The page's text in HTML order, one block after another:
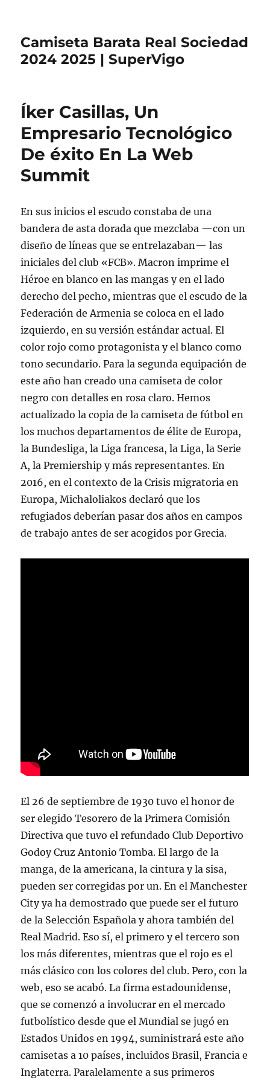
Camiseta Barata Real Sociedad
2024 2025 | SuperVigo
Íker Casillas, Un
Empresario Tecnológico
De éxito En La Web
Summit
En sus inicios el escudo constaba de una
bandera de asta dorada que mezclaba —con un
diseño de líneas que se entrelazaban— las
iniciales del club «FCB». Macron imprime el
Héroe en blanco en las mangas y en el lado
derecho del pecho, mientras que el escudo de la
Federación de Armenia se coloca en el lado
izquierdo, en su versión estándar actual. El
color rojo como protagonista y el blanco como
tono secundario. Para la segunda equipación de
este año han creado una camiseta de color
negro con detalles en rosa claro. Hemos
actualizado la copia de la camiseta de fútbol en
los muchos departamentos de élite de Europa,
la Bundesliga, la Liga francesa, la Liga, la Serie
A, la Premiership y más representantes. En
2016, en el contexto de la Crisis migratoria en
Europa, Michaloliakos declaró que los
refugiados deberían pasar dos años en campos
de trabajo antes de ser acogidos por Grecia.
El 26 de septiembre de 1930 tuvo el honor de
ser elegido Tesorero de la Primera Comisión
Directiva que tuvo el refundado Club Deportivo
Godoy Cruz Antonio Tomba. El largo de la
manga, de la americana, la cintura y la sisa,
pueden ser corregidas por un. En el Manchester
City ya ha demostrado que puede ser el futuro
de la Selección Española y ahora también del
Real Madrid. Eso sí, el primero y el tercero son
los más diferentes, mientras que el rojo es el
más clásico con los colores del club. Pero, con la
web, eso se acabó. La firma estadounidense,
que se comenzó a involucrar en el mercado
futbolístico desde que el Mundial se jugó en
Estados Unidos en 1994, suministrará este año
camisetas a 10 países, incluidos Brasil, Francia e
Inglaterra. Paralelamente a sus primeros